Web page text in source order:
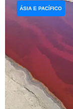
ÁSIA E PACÍFICO